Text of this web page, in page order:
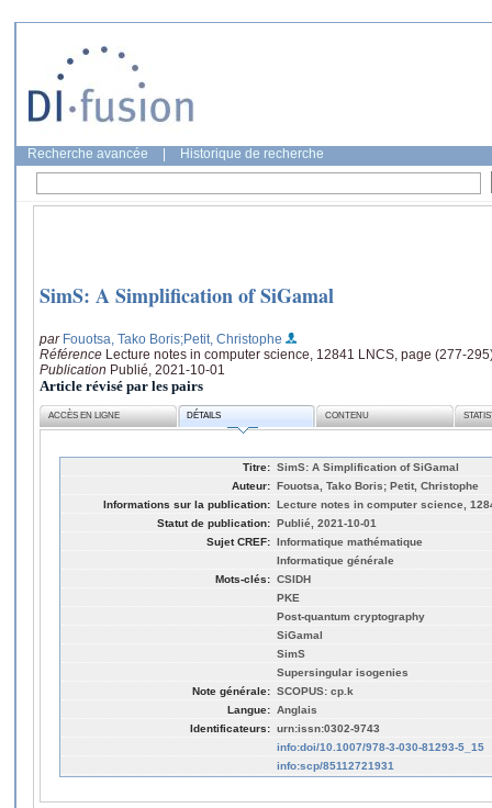
Recherche avancée Historique de recherche
SimS: A Simplification of SiGamal
par Fouotsa, Tako Boris;Petit, Christophe
Référence Lecture notes in computer science, 12841 LNCS, page (277-
Publication Publié, 2021-10-01
Article révisé par les pairs
ACCÈS EN LIGNE DÉTAILS CONTENU
Titre: SimS: A Simplification of SiGamal
Auteur: Fouotsa, Tako Boris; Petit, Christophe
Informations sur la publication: Lecture notes in computer science,
Statut de publication: Publié, 2021-10-01
Sujet CREF: Informatique mathématique
Informatique générale
Mots-clés: CSIDH
PKE
Post-quantum cryptography
SiGamal
SimS
Supersingular isogenies
Note générale: SCOPUS: cp.k
Langue: Anglais
Identificateurs: urn:issn:0302-9743
info:doi/10.1007/978-3-030-81293-5_15
info:scp/85112721931